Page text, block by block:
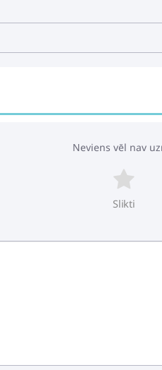
Neviens vēl nav
Slikti